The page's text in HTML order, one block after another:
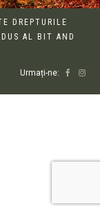
DREPTURILE
AL BIT AND
Urmați-ne: